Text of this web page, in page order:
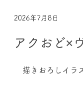
2026年7月8日
アクおど×
描きおろしイラ